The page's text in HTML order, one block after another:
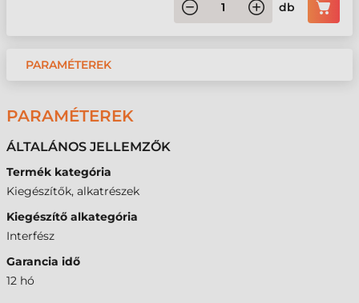
db
PARAMÉTEREK
PARAMÉTEREK
ÁLTALÁNOS JELLEMZŐK
Termék kategória
Kiegészítők, alkatrészek
Kiegészítő alkategória
Interfész
Garancia idő
12 hó